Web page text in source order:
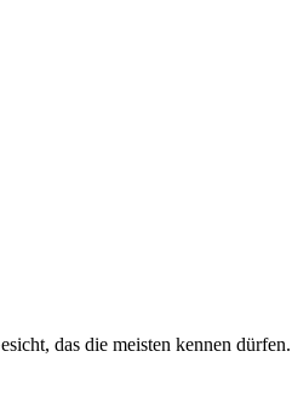
das die meisten kennen